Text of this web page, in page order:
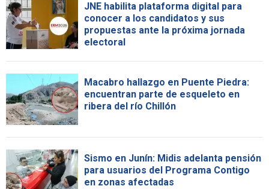
JNE habilita plataforma digital para
conocer a los candidatos y sus
propuestas ante la próxima jornada
electoral
Macabro hallazgo en Puente Piedra:
encuentran parte de esqueleto en
ribera del río Chillón
Sismo en Junín: Midis adelanta pensión
para usuarios del Programa Contigo
en zonas afectadas